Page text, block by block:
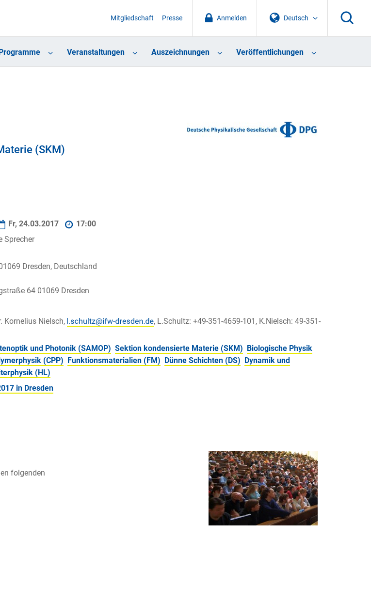
Deutsch
Anmelden
Mitgliedschaft Presse
Veranstaltungen Auszeichnungen Veröffentlichungen
(SKM)
Fr, 24.03.2017
17:00
Sprecher
Dresden, Deutschland
64 01069 Dresden
Kornelius Nielsch,
, L.Schultz: +49-351-4659-101, K.Nielsch: 49-351-
und Photonik (SAMOP) Sektion kondensierte Materie (SKM)
Biologische Physik
(CPP) Funktionsmaterialien (FM) Dünne Schichten (DS)
Dynamik und
(HL)
in Dresden
folgenden